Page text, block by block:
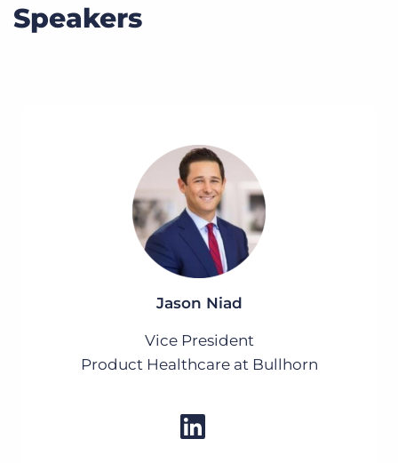
Speakers
Jason Niad
Vice President
Product Healthcare at Bullhorn